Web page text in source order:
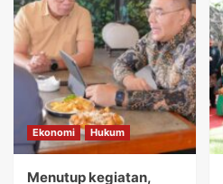
Ekonomi Hukum
Menutup kegiatan,